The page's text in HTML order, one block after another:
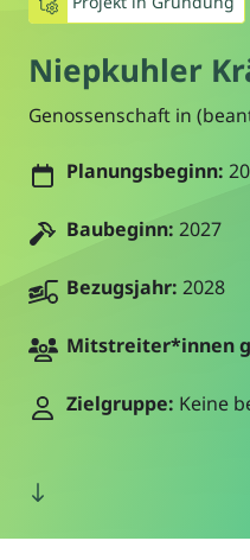
Niepkuhler
Genossenschaft in
Planungsbeginn:
Baubeginn: 2027
Bezugsjahr: 2028
Mitstreiter*innen
Zielgruppe: Keine